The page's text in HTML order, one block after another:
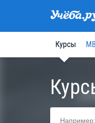
Курсы